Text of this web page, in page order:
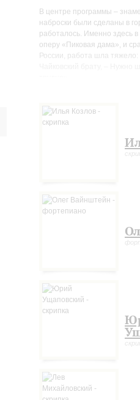
В центре программы –
наброски были сделаны в
работалось. Именно здесь
оперу «Пиковая дама», и
России, работа шла
значительно его
отделения Русского